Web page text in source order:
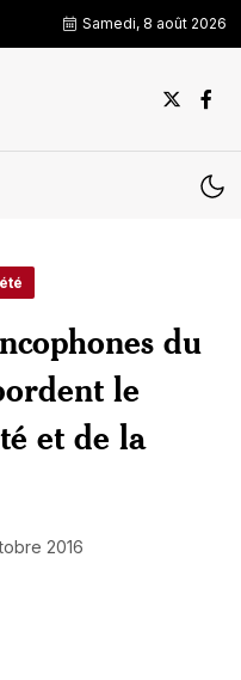
Samedi, 8 août 2026
du
le
et de la
2016